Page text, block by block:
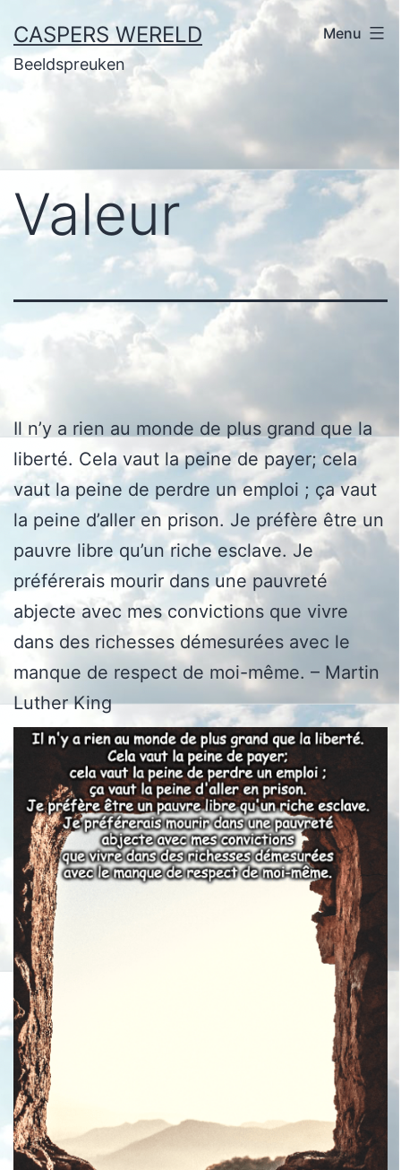
naar
de
CASPERS WERELD
Beeldspreuken
Menu
Valeur
Il n’y a rien au monde de plus grand que la
liberté. Cela vaut la peine de payer; cela
vaut la peine de perdre un emploi ; ça vaut
la peine d’aller en prison. Je préfère être un
pauvre libre qu’un riche esclave. Je
préférerais mourir dans une pauvreté
abjecte avec mes convictions que vivre
dans des richesses démesurées avec le
manque de respect de moi-même. – Martin
Luther King